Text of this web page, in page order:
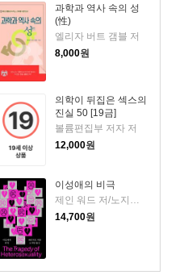
과학과 역사 속의 성
(性)
엘리자 버트 갬블 저
8,000원
의학이 뒤집은 섹스의
진실 50 [19금]
볼륨편집부 저자 저
12,000원
이성애의 비극
14,700원